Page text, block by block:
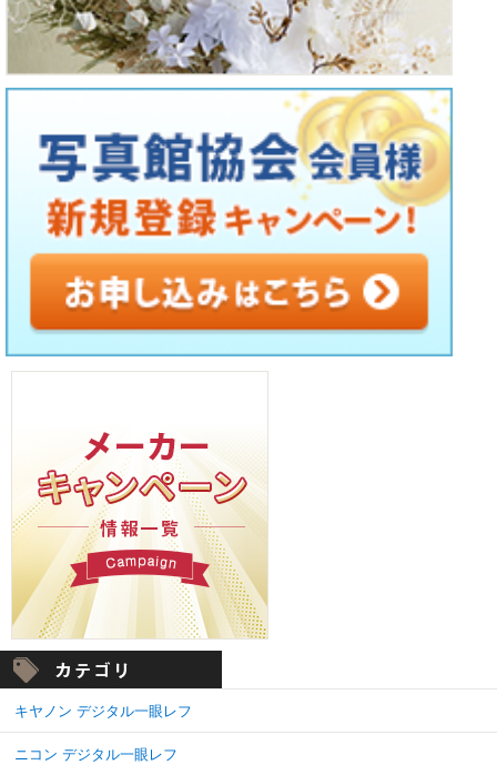
キヤノン デジタル一眼レフ
ニコン デジタル一眼レフ